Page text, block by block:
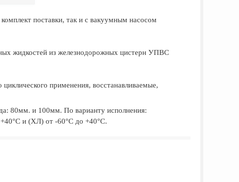
поставки, так и с вакуумным насосом
жидкостей из железнодорожных цистерн УПВС
применения, восстанавливаемые,
80мм. и 100мм. По варианту исполнения:
и (ХЛ) от -60°С до +40°С.